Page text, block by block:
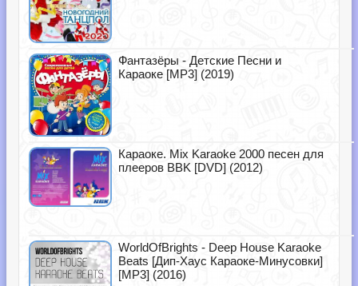
Фантазёры - Детские Песни и
Караоке [MP3] (2019)
Караоке. Mix Karaoke 2000 песен для
плееров BBK [DVD] (2012)
WorldOfBrights - Deep House Karaoke
Beats [Дип-Хаус Караоке-Минусовки]
[MP3] (2016)